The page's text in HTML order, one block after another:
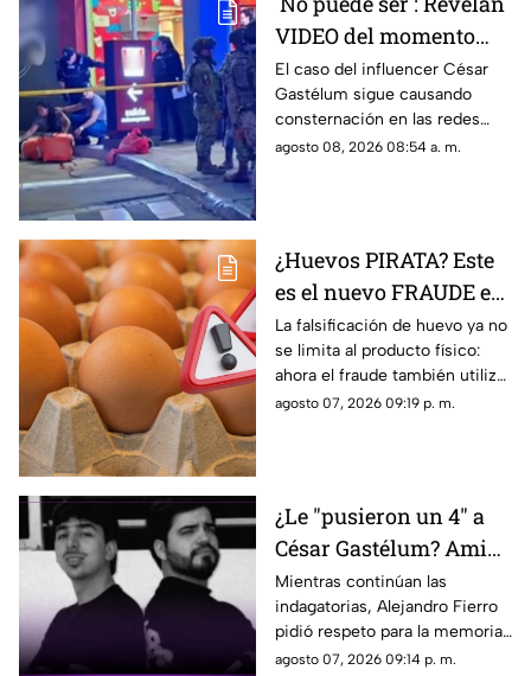
VIDEO del momento
exacto en que la madre
del influencer César
Gastélum se entera de
su ASESINATO
El caso del influencer César
Gastélum sigue causando
consternación en las redes
sociales, donde se ha dado a
agosto 08, 2026 08:54 a. m.
¿Huevos PIRATA? Este
es el nuevo FRAUDE en
las cocinas de México
La falsificación de huevo ya no
se limita al producto físico:
ahora el fraude también utiliza
internet para intentar engañar
agosto 07, 2026 09:19 p. m.
¿Le "pusieron un 4" a
César Gastélum? Amigo
del influencer rompe el
silencio
Mientras continúan las
indagatorias, Alejandro Fierro
pidió respeto para la memoria
de su amigo y para sus
agosto 07, 2026 09:14 p. m.